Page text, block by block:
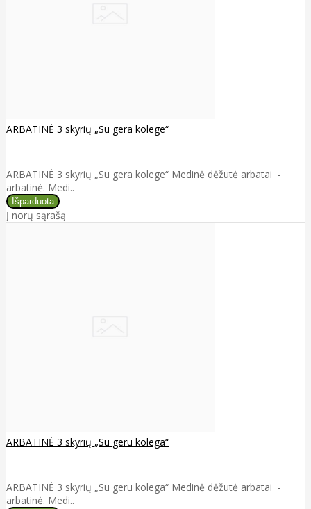
ARBATINĖ 3 skyrių „Su gera kolege“
ARBATINĖ 3 skyrių „Su gera kolege“ Medinė dėžutė arbatai -
arbatinė. Medi..
Į norų sąrašą
ARBATINĖ 3 skyrių „Su geru kolega“
ARBATINĖ 3 skyrių „Su geru kolega“ Medinė dėžutė arbatai -
arbatinė. Medi..